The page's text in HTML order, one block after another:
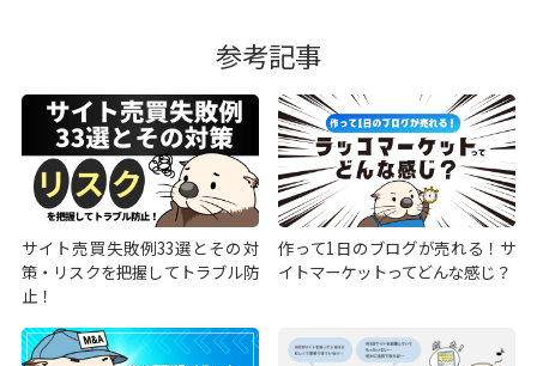
参考記事
サイト売買失敗例33選とその対
策・リスクを把握してトラブル防
止！
作って1日のブログが売れる！サ
イトマーケットってどんな感じ？